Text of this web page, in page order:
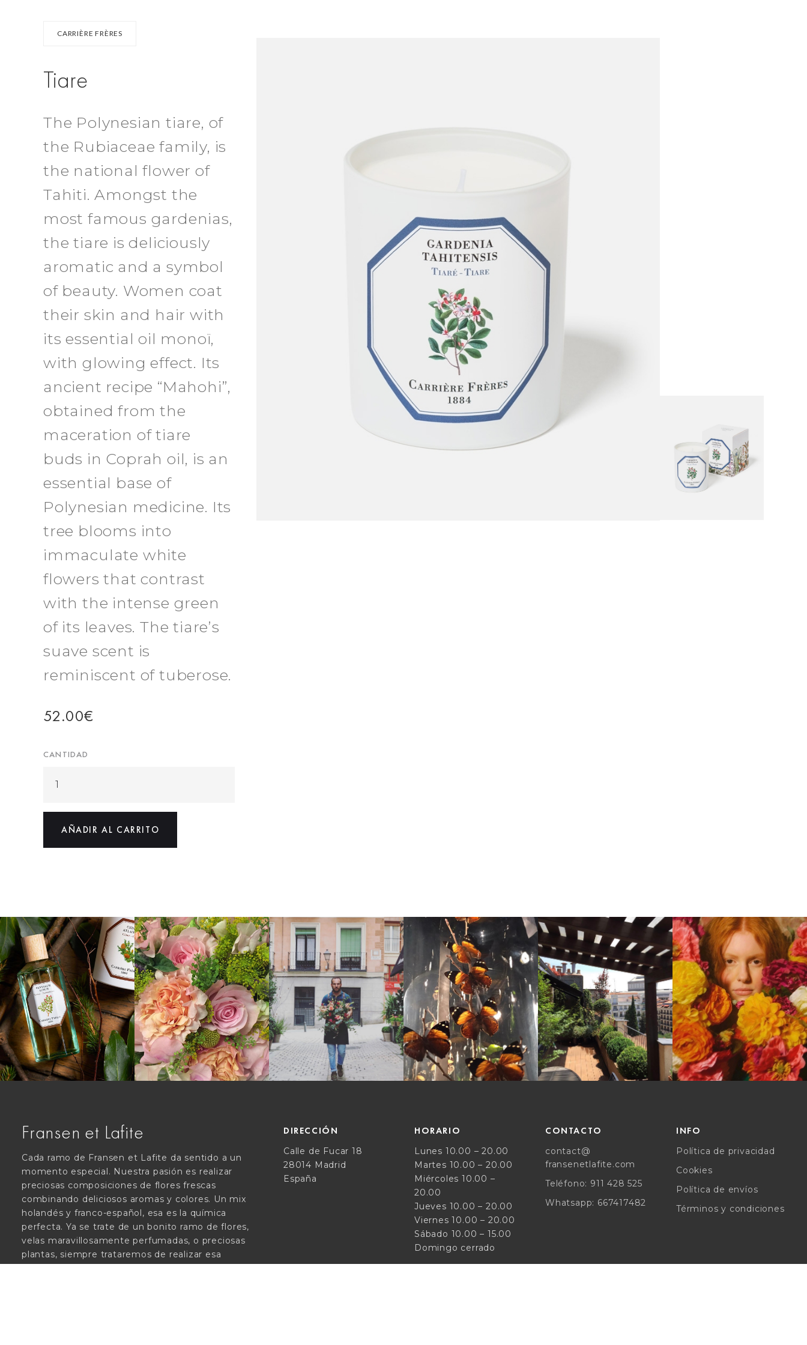
CARRIÈRE FRÈRES
Tiare
The Polynesian tiare, of
the Rubiaceae family, is
the national flower of
Tahiti. Amongst the
most famous gardenias,
the tiare is deliciously
aromatic and a symbol
of beauty. Women coat
their skin and hair with
its essential oil monoï,
with glowing effect. Its
ancient recipe “Mahohi”,
obtained from the
maceration of tiare
buds in Coprah oil, is an
essential base of
Polynesian medicine. Its
tree blooms into
immaculate white
flowers that contrast
with the intense green
of its leaves. The tiare’s
suave scent is
reminiscent of tuberose.
52.00€
CANTIDAD
Fransen et Lafite
Cada ramo de Fransen et Lafite da sentido a un
momento especial. Nuestra pasión es realizar
preciosas composiciones de flores frescas
combinando deliciosos aromas y colores. Un mix
holandés y franco-español, esa es la química
perfecta. Ya se trate de un bonito ramo de flores,
velas maravillosamente perfumadas, o preciosas
plantas, siempre trataremos de realizar esa
DIRECCIÓN
Calle de Fucar 18
28014 Madrid
España
HORARIO
Lunes 10.00 – 20.00
Martes 10.00 – 20.00
Miércoles 10.00 –
20.00
Jueves 10.00 – 20.00
Viernes 10.00 – 20.00
Sábado 10.00 – 15.00
Domingo cerrado
CONTACTO
contact@
fransenetlafite.com
Teléfono: 911 428 525
Whatsapp: 667417482
INFO
Política de privacidad
Cookies
Política de envíos
Términos y condiciones